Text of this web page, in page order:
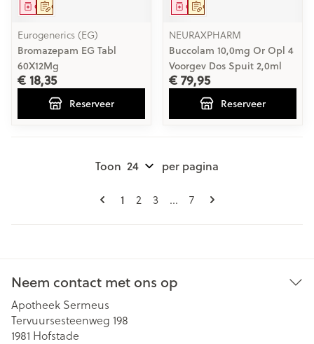
Op voorschrift
Geneesmiddel
Eurogenerics (EG)
Bromazepam EG Tabl
60X12Mg
€ 18,35
Reserveer
Op voorschrift
Geneesmiddel
NEURAXPHARM
Buccolam 10,0mg Or Opl 4
Voorgev Dos Spuit 2,0ml
€ 79,95
Reserveer
Pagina's
U lees momenteel pagina
1 Pagina
2 Pagina
3 ... Pagina
7
Toon per pagina
Neem contact met ons op
Apotheek Sermeus
Tervuursesteenweg 198
1981 Hofstade